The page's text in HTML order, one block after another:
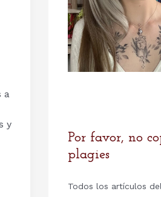
a
y
Por favor, no
plagies
Todos los artículos